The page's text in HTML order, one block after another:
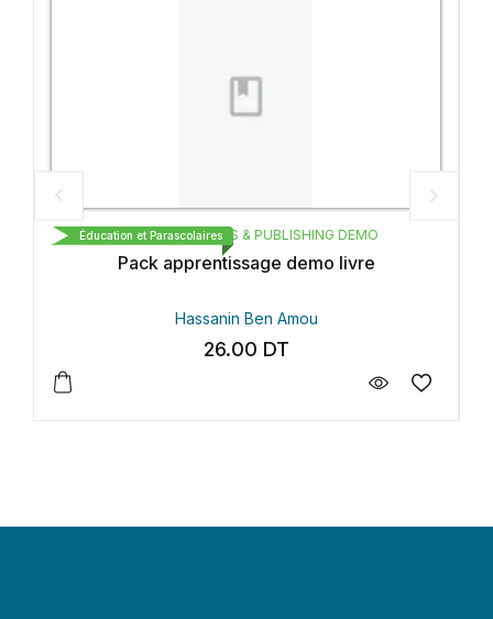
BOOKS & PUBLISHING DEMO
apprentissage demo livre
Éducation et Parascolaires